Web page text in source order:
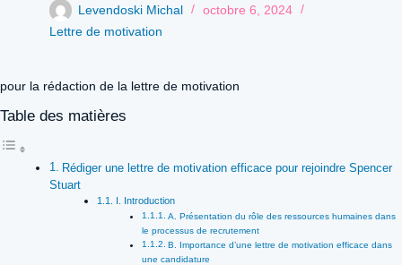
Levendoski Michal
octobre 6, 2024
Lettre de motivation
pour la rédaction de la lettre de motivation
Table des matières
Rédiger une lettre de motivation efficace pour rejoindre Spencer
Stuart
I. Introduction
A. Présentation du rôle des ressources humaines dans
le processus de recrutement
B. Importance d’une lettre de motivation efficace dans
une candidature